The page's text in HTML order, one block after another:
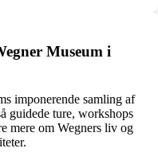
Museum i
imponerende samling af
guidede ture, workshops
mere om Wegners liv og